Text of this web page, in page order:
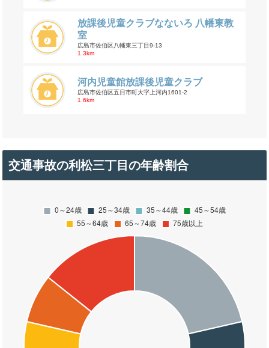
放課後児童クラブなないろ 八幡東教
室
広島市佐伯区八幡東三丁目9-13
1.3km
河内児童館放課後児童クラブ
広島市佐伯区五日市町大字上河内1601-2
1.6km
交通事故の利松三丁目の年齢割合